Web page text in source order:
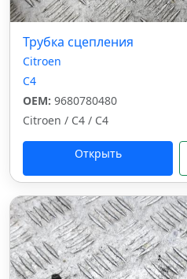
Трубка сцепления
Citroen
C4
OEM: 9680780480
Citroen / C4 / C4
Открыть